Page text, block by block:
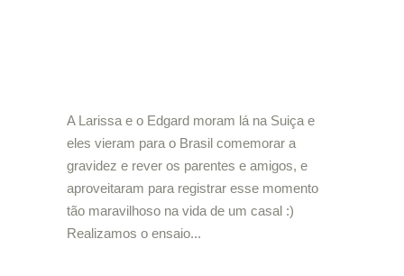
A Larissa e o Edgard moram lá na Suiça e
eles vieram para o Brasil comemorar a
gravidez e rever os parentes e amigos, e
aproveitaram para registrar esse momento
tão maravilhoso na vida de um casal :)
Realizamos o ensaio